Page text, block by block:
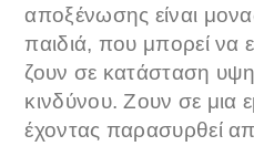
αποξένωσης είναι
παιδιά, που μπορεί να
ζουν σε κατάσταση
κινδύνου. Ζουν σε μια
έχοντας παρασυρθεί